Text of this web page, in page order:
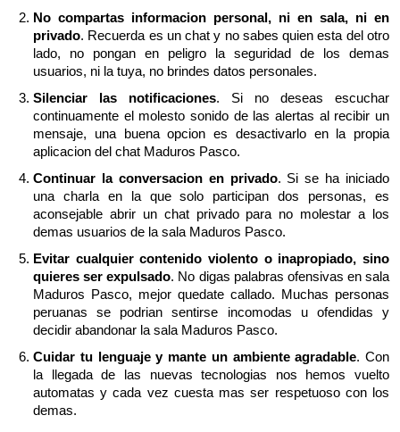
No compartas informacion personal, ni en sala, ni en
privado. Recuerda es un chat y no sabes quien esta del otro
lado, no pongan en peligro la seguridad de los demas
usuarios, ni la tuya, no brindes datos personales.
Silenciar las notificaciones. Si no deseas escuchar
continuamente el molesto sonido de las alertas al recibir un
mensaje, una buena opcion es desactivarlo en la propia
aplicacion del chat Maduros Pasco.
Continuar la conversacion en privado. Si se ha iniciado
una charla en la que solo participan dos personas, es
aconsejable abrir un chat privado para no molestar a los
demas usuarios de la sala Maduros Pasco.
Evitar cualquier contenido violento o inapropiado, sino
quieres ser expulsado. No digas palabras ofensivas en sala
Maduros Pasco, mejor quedate callado. Muchas personas
peruanas se podrian sentirse incomodas u ofendidas y
decidir abandonar la sala Maduros Pasco.
Cuidar tu lenguaje y mante un ambiente agradable. Con
la llegada de las nuevas tecnologias nos hemos vuelto
automatas y cada vez cuesta mas ser respetuoso con los
demas.